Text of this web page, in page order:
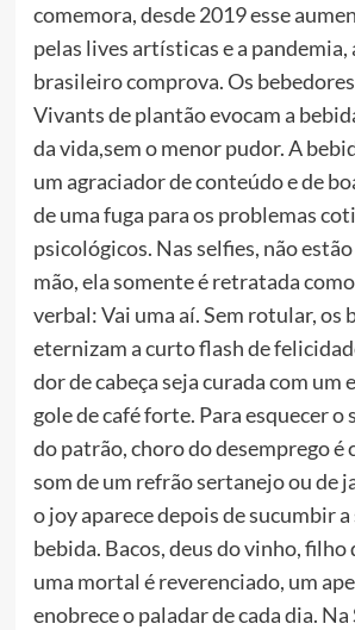
comemora, desde 2019 esse
pelas lives artísticas e a pandemia,
brasileiro comprova. Os
Vivants de plantão evocam a
da vida,sem o menor pudor. A
um agraciador de conteúdo e de
de uma fuga para os problemas
psicológicos. Nas selfies, não
mão, ela somente é retratada
verbal: Vai uma aí. Sem rotular, os
eternizam a curto flash de
dor de cabeça seja curada com um
gole de café forte. Para esquecer o
do patrão, choro do desemprego é
som de um refrão sertanejo ou de
o joy aparece depois de sucumbir
bebida. Bacos, deus do vinho, filho
uma mortal é reverenciado, um
enobrece o paladar de cada dia. Na